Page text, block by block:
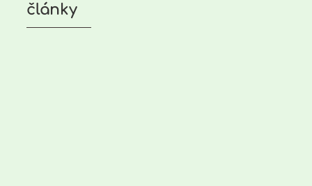
články